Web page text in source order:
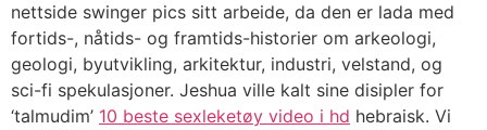
nettside swinger pics sitt arbeide, da den er lada med
fortids-, nåtids- og framtids-historier om arkeologi,
geologi, byutvikling, arkitektur, industri, velstand, og
sci-fi spekulasjoner. Jeshua ville kalt sine disipler for
‘talmudim’ 10 beste sexleketøy video i hd hebraisk. Vi